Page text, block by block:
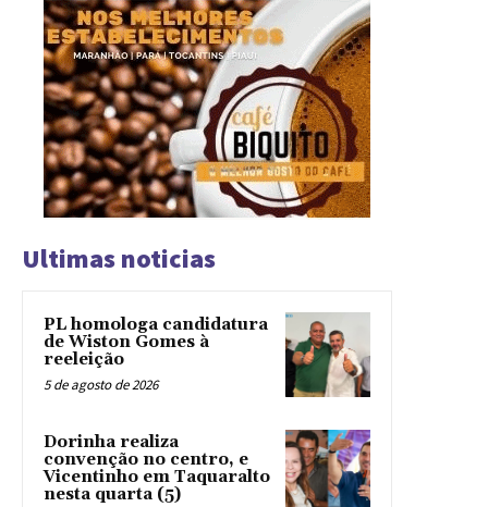
Ultimas noticias
PL homologa candidatura
de Wiston Gomes à
reeleição
5 de agosto de 2026
Dorinha realiza
convenção no centro, e
Vicentinho em Taquaralto
nesta quarta (5)